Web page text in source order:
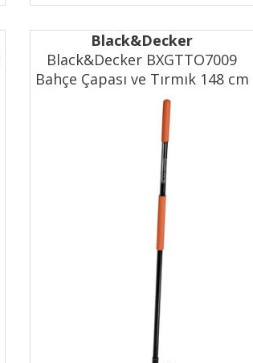
Black&Decker
Black&Decker BXGTTO7009
Bahçe Çapası ve Tırmık 148 cm
Siyah-Turuncu